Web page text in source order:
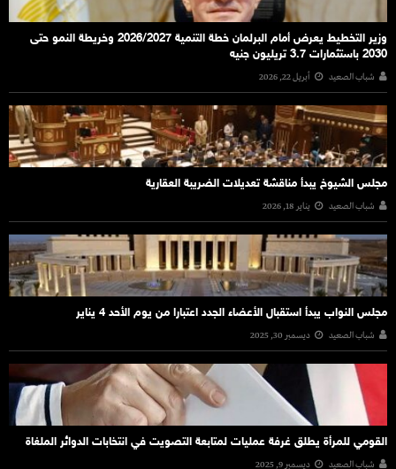
وزير التخطيط يعرض أمام البرلمان خطة التنمية 2026/2027 وخريطة النمو حتى
2030 باستثمارات 3.7 تريليون جنيه
شباب الصعيد أبريل 22, 2026
مجلس الشيوخ يبدأ مناقشة تعديلات الضريبة العقارية
شباب الصعيد يناير 18, 2026
مجلس النواب يبدأ استقبال الأعضاء الجدد اعتبارا من يوم الأحد 4 يناير
شباب الصعيد ديسمبر 30, 2025
القومي للمرأة يطلق غرفة عمليات لمتابعة التصويت في انتخابات الدوائر الملغاة
شباب الصعيد ديسمبر 9, 2025